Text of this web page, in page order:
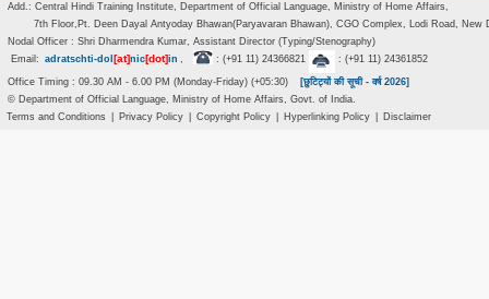
Add.: Central Hindi Training Institute, Department of Official Language, Ministry of Home Affairs,
7th Floor,Pt. Deen Dayal Antyoday Bhawan(Paryavaran Bhawan), CGO Complex, Lodi Road, New
Nodal Officer : Shri Dharmendra Kumar, Assistant Director (Typing/Stenography)
Email: adratschti-dol [at]nic[dot]in , : (+91 11) 24366821 : (+91 11) 24361852
Office Timing : 09.30 AM - 6.00 PM (Monday-Friday) (+05:30)
[छुटिट्यों की सूची - वर्ष 2026]
© Department of Official Language, Ministry of Home Affairs, Govt. of India.
Terms and Conditions
Privacy Policy Copyright Policy Hyperlinking Policy Disclaimer